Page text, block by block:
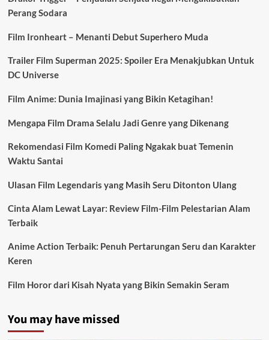
Perang Sodara
Film Ironheart – Menanti Debut Superhero Muda
Trailer Film Superman 2025: Spoiler Era Menakjubkan Untuk
DC Universe
Film Anime: Dunia Imajinasi yang Bikin Ketagihan!
Mengapa Film Drama Selalu Jadi Genre yang Dikenang
Rekomendasi Film Komedi Paling Ngakak buat Temenin
Waktu Santai
Ulasan Film Legendaris yang Masih Seru Ditonton Ulang
Cinta Alam Lewat Layar: Review Film-Film Pelestarian Alam
Terbaik
Anime Action Terbaik: Penuh Pertarungan Seru dan Karakter
Keren
Film Horor dari Kisah Nyata yang Bikin Semakin Seram
You may have missed